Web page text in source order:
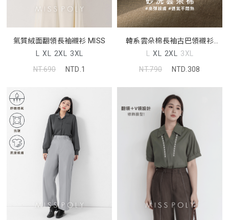
氣質絨面翻領長袖襯衫 MISS
L XL 2XL 3XL
NT.690
NTD.1
韓系雲朵棉長袖古巴領襯衫
MISS
L XL 2XL 3XL
NT.790
NTD.308